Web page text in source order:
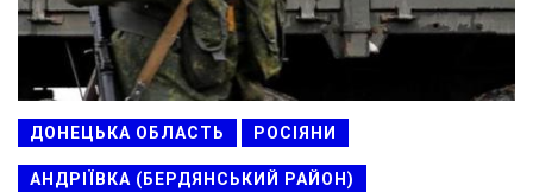
ДОНЕЦЬКА ОБЛАСТЬ РОСІЯНИ
АНДРІЇВКА (БЕРДЯНСЬКИЙ РАЙОН)